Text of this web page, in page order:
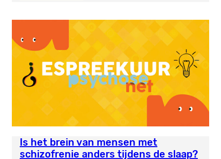
Is het brein van mensen met
schizofrenie anders tijdens de slaap?